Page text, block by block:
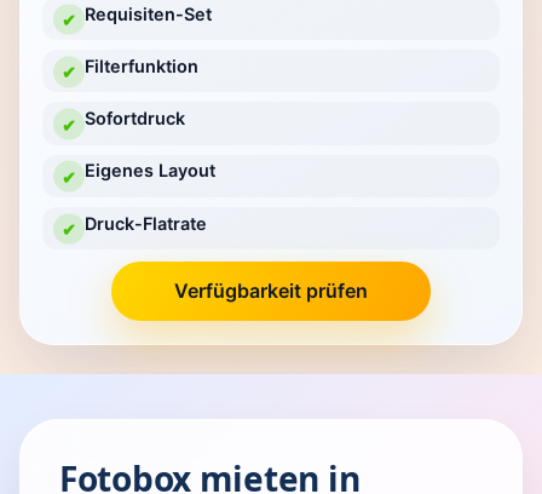
✔ Requisiten-Set
✔ Filterfunktion
✔ Sofortdruck
✔ Eigenes Layout
✔ Druck-Flatrate
Verfügbarkeit prüfen
Fotobox mieten in